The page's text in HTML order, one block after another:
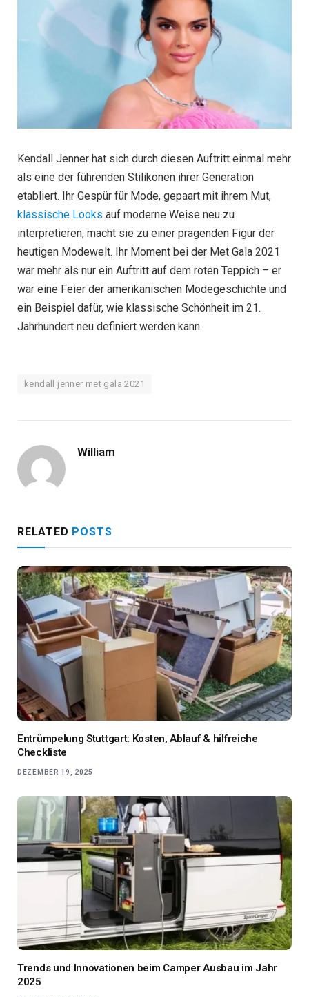
Kendall Jenner hat sich durch diesen Auftritt einmal mehr
als eine der führenden Stilikonen ihrer Generation
etabliert. Ihr Gespür für Mode, gepaart mit ihrem Mut,
klassische Looks auf moderne Weise neu zu
interpretieren, macht sie zu einer prägenden Figur der
heutigen Modewelt. Ihr Moment bei der Met Gala 2021
war mehr als nur ein Auftritt auf dem roten Teppich – er
war eine Feier der amerikanischen Modegeschichte und
ein Beispiel dafür, wie klassische Schönheit im 21.
Jahrhundert neu definiert werden kann.
kendall jenner met gala 2021
William
RELATED POSTS
Entrümpelung Stuttgart: Kosten, Ablauf & hilfreiche
Checkliste
DEZEMBER 19, 2025
Trends und Innovationen beim Camper Ausbau im Jahr
2025